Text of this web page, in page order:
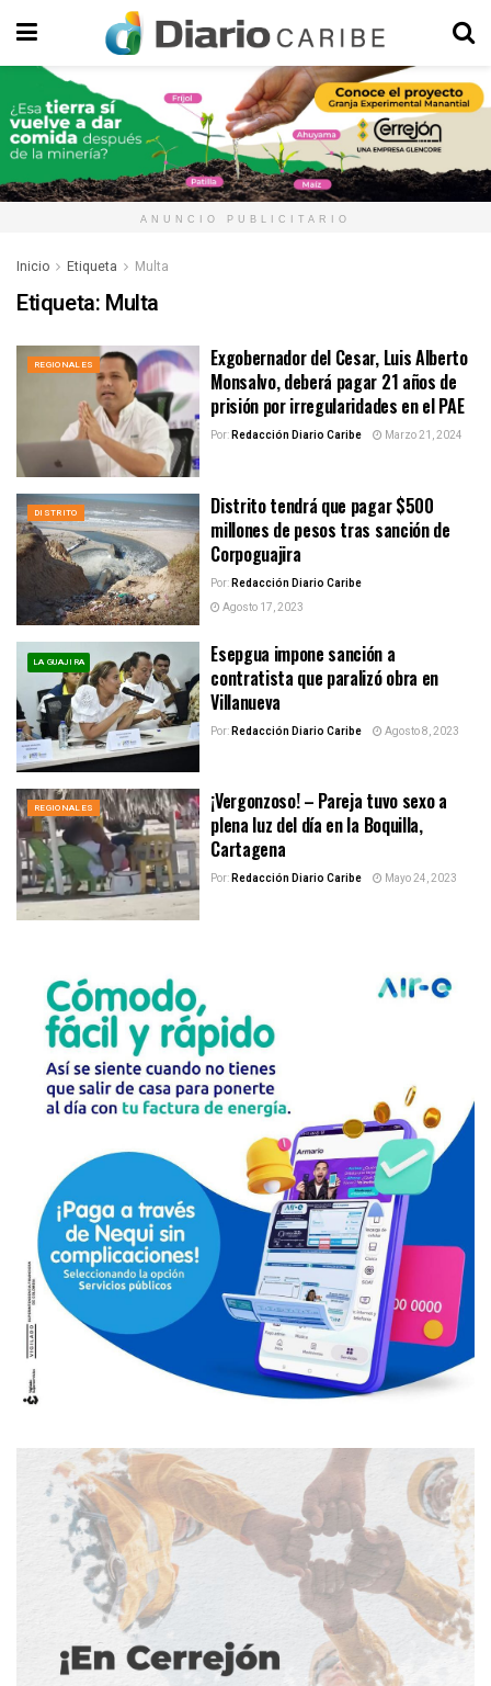
ANUNCIO PUBLICITARIO
Inicio Etiqueta Multa
Etiqueta: Multa
REGIONALES
Exgobernador del Cesar, Luis Alberto
Monsalvo, deberá pagar 21 años de
prisión por irregularidades en el PAE
Por:Redacción Diario Caribe Marzo 21, 2024
DISTRITO
Distrito tendrá que pagar $500
millones de pesos tras sanción de
Corpoguajira
Por:Redacción Diario Caribe
Agosto 17, 2023
LA GUAJIRA
Esepgua impone sanción a
contratista que paralizó obra en
Villanueva
Por:Redacción Diario Caribe Agosto 8, 2023
REGIONALES
¡Vergonzoso! – Pareja tuvo sexo a
plena luz del día en la Boquilla,
Cartagena
Por:Redacción Diario Caribe Mayo 24, 2023